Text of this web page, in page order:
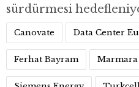
sürdürmesi
Canovate Data Center
Ferhat Bayram Marmara